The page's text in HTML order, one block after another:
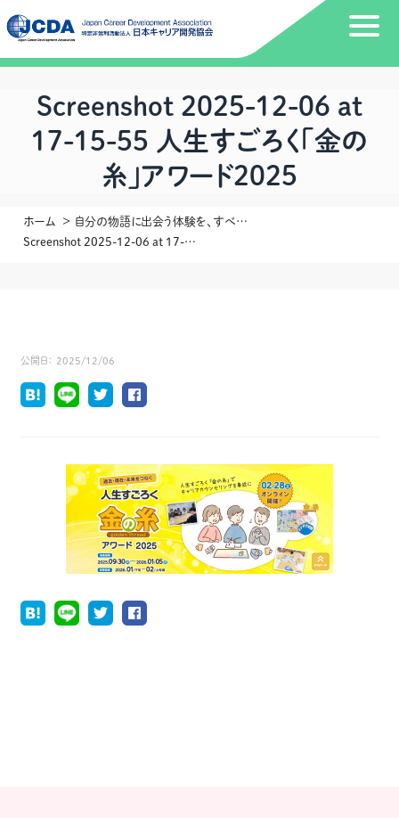
Screenshot 2025-12-06 at
17-15-55 人生すごろく「金の
糸」アワード2025
ホーム
自分の物語に出会う体験を、すべての中高生に ― 人生すごろく『金の糸』
Screenshot 2025-12-06 at 17-15-55 人生すごろく「金の糸」アワード2025
公開日： 2025/12/06